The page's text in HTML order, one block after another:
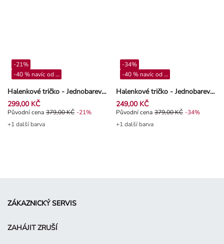
Halenkové tričko - Jednobarevné - Světle růžová
-21%
-40 % navíc od 4**
299,00 KČ
Původní cena 379,00 Kč, Sleva -21%
Původní cena 379,00 KČ -21%
+1 další barva
Halenkové tričko - Jednobarevné - Mátová
-34%
-40 % navíc od 4**
249,00 KČ
Původní cena 379,00 Kč, Sleva -
Původní cena 379,00 KČ -34%
+1 další barva
ZÁKAZNICKÝ SERVIS
ZAHÁJIT ZRUŠÍ